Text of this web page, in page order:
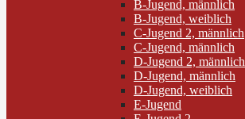
B-Jugend, männlich
B-Jugend, weiblich
C-Jugend 2, männlich
C-Jugend, männlich
D-Jugend 2, männlich
D-Jugend, männlich
D-Jugend, weiblich
E-Jugend